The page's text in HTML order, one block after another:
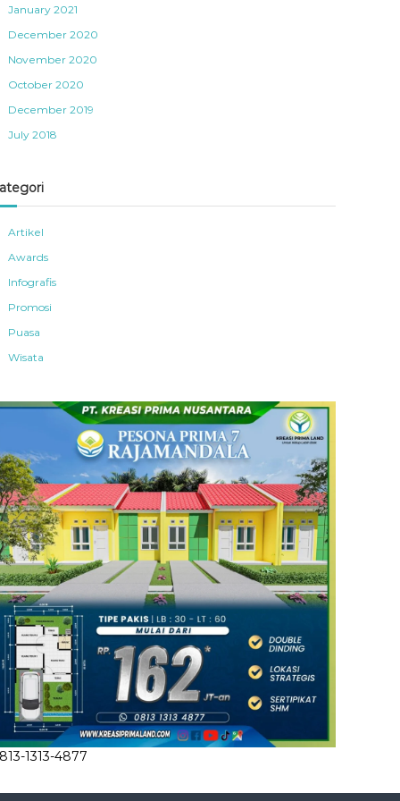
January 2021
December 2020
November 2020
October 2020
December 2019
July 2018
Artikel
Awards
Infografis
Promosi
Puasa
Wisata
1313-4877